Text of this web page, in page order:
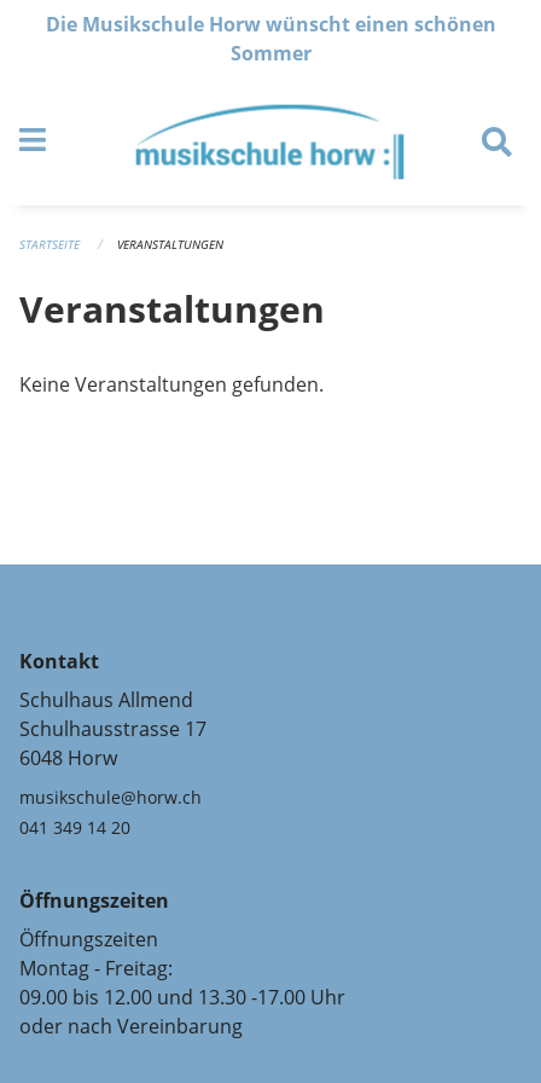
Navigation überspringen
Die Musikschule Horw wünscht einen schönen
Sommer
STARTSEITE VERANSTALTUNGEN
Veranstaltungen
Keine Veranstaltungen gefunden.
Kontakt
Schulhaus Allmend
Schulhausstrasse 17
6048 Horw
musikschule@horw.ch
041 349 14 20
Öffnungszeiten
Öffnungszeiten
Montag - Freitag:
09.00 bis 12.00 und 13.30 -17.00 Uhr
oder nach Vereinbarung